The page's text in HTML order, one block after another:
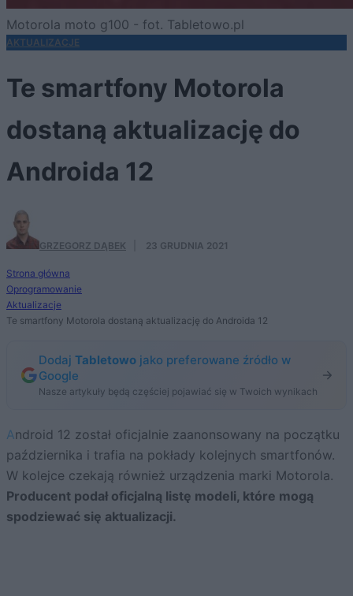
Motorola moto g100 - fot. Tabletowo.pl
AKTUALIZACJE
Te smartfony Motorola
dostaną aktualizację do
Androida 12
GRZEGORZ DĄBEK 23 GRUDNIA 2021
Strona główna
Oprogramowanie
Aktualizacje
Te smartfony Motorola dostaną aktualizację do Androida 12
Dodaj Tabletowo jako preferowane źródło w
Google
Nasze artykuły będą częściej pojawiać się w Twoich wynikach
Android 12 został oficjalnie zaanonsowany na początku
października i trafia na pokłady kolejnych smartfonów.
W kolejce czekają również urządzenia marki Motorola.
Producent podał oficjalną listę modeli, które mogą
spodziewać się aktualizacji.